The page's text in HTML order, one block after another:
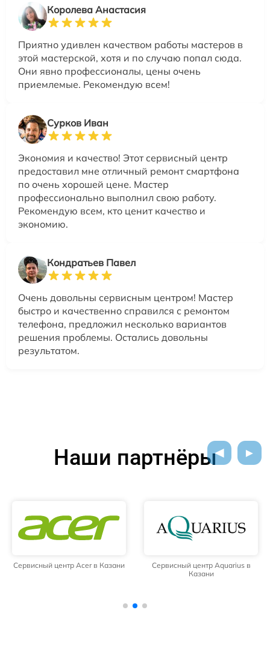
Королева Анастасия
Приятно удивлен качеством работы мастеров в
этой мастерской, хотя и по случаю попал сюда.
Они явно профессионалы, цены очень
приемлемые. Рекомендую всем!
Сурков Иван
Экономия и качество! Этот сервисный центр
предоставил мне отличный ремонт смартфона
по очень хорошей цене. Мастер
профессионально выполнил свою работу.
Рекомендую всем, кто ценит качество и
экономию.
Кондратьев Павел
Очень довольны сервисным центром! Мастер
быстро и качественно справился с ремонтом
телефона, предложил несколько вариантов
решения проблемы. Остались довольны
результатом.
Наши партнёры
Сервисный центр Acer в Казани
Сервисный центр Aquarius в
Казани